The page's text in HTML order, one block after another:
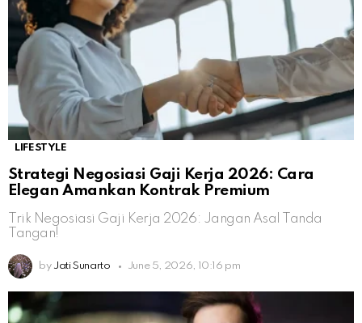
LIFESTYLE
Strategi Negosiasi Gaji Kerja 2026: Cara
Elegan Amankan Kontrak Premium
Trik Negosiasi Gaji Kerja 2026: Jangan Asal Tanda
Tangan!
by Jati Sunarto June 5, 2026, 10:16 pm